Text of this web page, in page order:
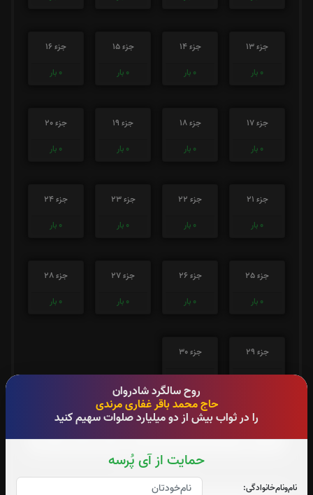
روح سالگرد شادروان
حاج محمد باقر غفاری مرندی
را در ثواب بیش از دو میلیارد صلوات سهیم کنید
حمایت از آی پُرسه
نام‌و‌نام‌خانوادگی:
جزء 13
0 بار
جزء 14
0 بار
جزء 15
0 بار
جزء 16
0 بار
جزء 17
0 بار
جزء 18
0 بار
جزء 19
0 بار
جزء 20
0 بار
جزء 21
0 بار
جزء 22
0 بار
جزء 23
0 بار
جزء 24
0 بار
جزء 25
0 بار
جزء 26
0 بار
جزء 27
0 بار
جزء 28
0 بار
جزء 29
0بار
جزء 30
0بار
صوت جزء شماره 1
صوت جزء شماره 2